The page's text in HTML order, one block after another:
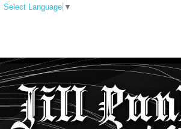
Select Language ▼